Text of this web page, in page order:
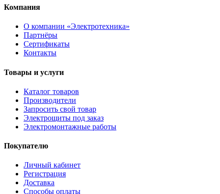
Компания
О компании «Электротехника»
Партнёры
Сертификаты
Контакты
Товары и услуги
Каталог товаров
Производители
Запросить свой товар
Электрощиты под заказ
Электромонтажные работы
Покупателю
Личный кабинет
Регистрация
Доставка
Способы оплаты